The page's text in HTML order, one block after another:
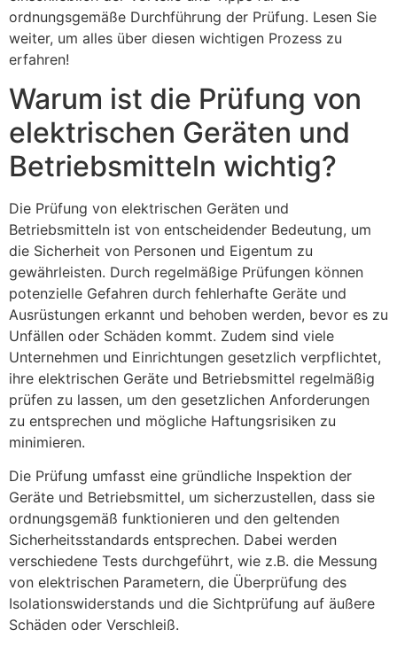
ordnungsgemäße Durchführung der Prüfung. Lesen Sie
weiter, um alles über diesen wichtigen Prozess zu
erfahren!
Warum ist die Prüfung von
elektrischen Geräten und
Betriebsmitteln wichtig?
Die Prüfung von elektrischen Geräten und
Betriebsmitteln ist von entscheidender Bedeutung, um
die Sicherheit von Personen und Eigentum zu
gewährleisten. Durch regelmäßige Prüfungen können
potenzielle Gefahren durch fehlerhafte Geräte und
Ausrüstungen erkannt und behoben werden, bevor es zu
Unfällen oder Schäden kommt. Zudem sind viele
Unternehmen und Einrichtungen gesetzlich verpflichtet,
ihre elektrischen Geräte und Betriebsmittel regelmäßig
prüfen zu lassen, um den gesetzlichen Anforderungen
zu entsprechen und mögliche Haftungsrisiken zu
minimieren.
Die Prüfung umfasst eine gründliche Inspektion der
Geräte und Betriebsmittel, um sicherzustellen, dass sie
ordnungsgemäß funktionieren und den geltenden
Sicherheitsstandards entsprechen. Dabei werden
verschiedene Tests durchgeführt, wie z.B. die Messung
von elektrischen Parametern, die Überprüfung des
Isolationswiderstands und die Sichtprüfung auf äußere
Schäden oder Verschleiß.